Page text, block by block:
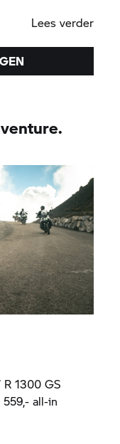
Lees verder
1300 GS
all-in